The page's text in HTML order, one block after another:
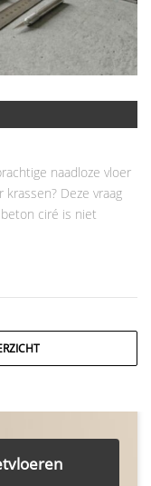
naadloze vloer
Deze vraag
ciré is niet